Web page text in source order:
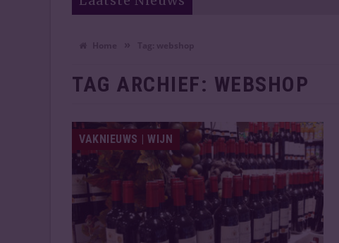
TAG ARCHIEF: WEBSHOP
VAKNIEUWS | WIJN